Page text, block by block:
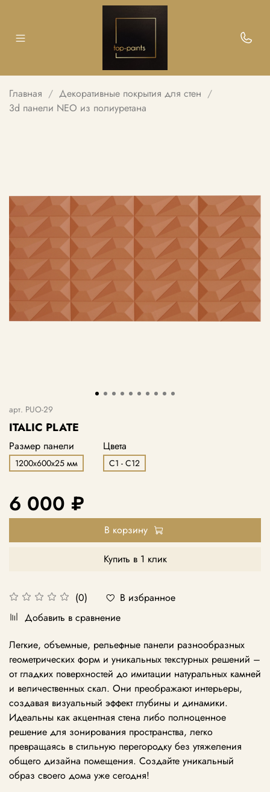
Главная
Декоративные покрытия для стен
3d панели NEO из полиуретана
арт. PUO-29
ITALIC PLATE
(0)
В избранное
Добавить в сравнение
Размер панели
1200х600х25 мм
Цвета
С1 - С12
6 000 ₽
В корзину
Купить в 1 клик
Легкие, объемные, рельефные панели разнообразных
геометрических форм и уникальных текстурных решений –
от гладких поверхностей до имитации натуральных камней
и величественных скал. Они преображают интерьеры,
создавая визуальный эффект глубины и динамики.
Идеальны как акцентная стена либо полноценное
решение для зонирования пространства, легко
превращаясь в стильную перегородку без утяжеления
общего дизайна помещения. Создайте уникальный
образ своего дома уже сегодня!